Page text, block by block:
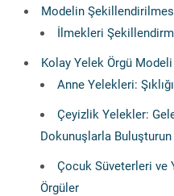
Modelin
İlmekleri
Kolay Yelek Örgü
Anne Yelekleri:
Çeyizlik Yelekler:
Dokunuşlarla Buluşturun
Çocuk Süveterleri ve
Örgüler